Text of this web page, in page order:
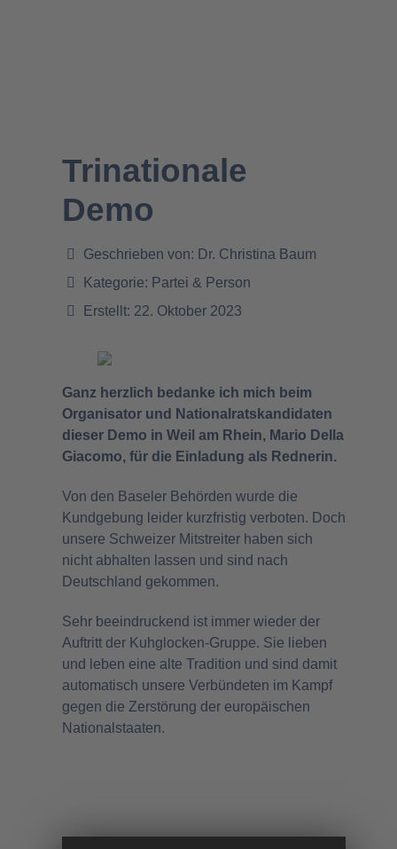
Trinationale
Demo
Geschrieben von: Dr. Christina Baum
Kategorie: Partei & Person
Erstellt: 22. Oktober 2023
Ganz herzlich bedanke ich mich beim
Organisator und Nationalratskandidaten
dieser Demo in Weil am Rhein, Mario Della
Giacomo, für die Einladung als Rednerin.
Von den Baseler Behörden wurde die
Kundgebung leider kurzfristig verboten. Doch
unsere Schweizer Mitstreiter haben sich
nicht abhalten lassen und sind nach
Deutschland gekommen.
Sehr beeindruckend ist immer wieder der
Auftritt der Kuhglocken-Gruppe. Sie lieben
und leben eine alte Tradition und sind damit
automatisch unsere Verbündeten im Kampf
gegen die Zerstörung der europäischen
Nationalstaaten.